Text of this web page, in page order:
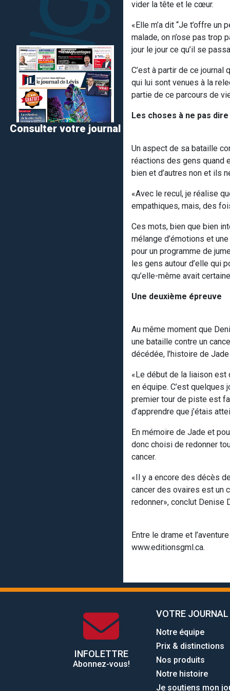
Consulter votre journal
vider la tête et le cœur.
«Elle m’a dit ‘‘Je t’offre
malade, on n’ose pas trop
jour le jour ce qu’il se
C’est à partir de ce
qui lui sont venues à la
partie de ce parcours de
Les choses à ne pas dire
Un aspect de sa bataille
réactions des gens quand
bien et d’autres non et ils
«Avec le recul, je réalise
empathiques, mais, des
Ces mots, bien que bien
mélange d’émotions et
pour un programme de
les gens autour d’elle qui
qu’elle-même avait
Une deuxième épreuve
Au même moment que
une bataille contre un
décédée, l’histoire de
«Le début de la liaison est
en équipe. C’est quelques
premier tour de piste est
d’apprendre que j’étais
En mémoire de Jade et
donc choisi de redonner
cancer.
«Il y a encore des décès
cancer des ovaires est un
redonner», conclut Denise
Entre le drame et
www.editionsgml.ca.
INFOLETTRE
Abonnez-vous!
VOTRE
Notre équipe
Prix & distinctions
Nos produits
Notre histoire
Je soutiens mon